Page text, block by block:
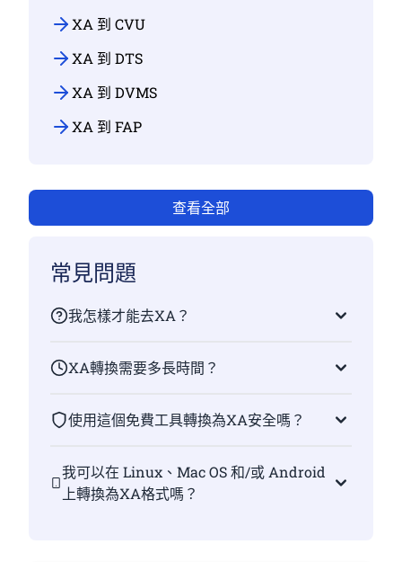
XA 到 CVU
XA 到 DTS
XA 到 DVMS
XA 到 FAP
查看全部
常見問題
我怎樣才能去XA？
XA轉換需要多長時間？
使用這個免費工具轉換為XA安全嗎？
我可以在 Linux、Mac OS 和/或 Android
上轉換為XA格式嗎？